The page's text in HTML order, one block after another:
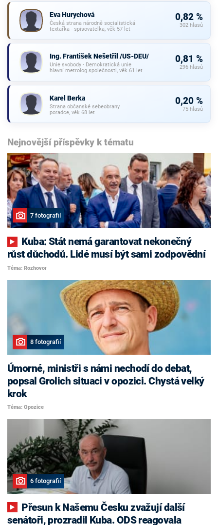
Eva Hurychová
Česká strana národně socialistická
textařka - spisovatelka, věk 57 let
0,82 %
302 hlasů
Ing. František Nešetřil /US-DEU/
Unie svobody - Demokratická unie
hlavní metrolog společnosti, věk 61 let
0,81 %
296 hlasů
Karel Berka
Strana občanské sebeobrany
poradce, věk 68 let
0,20 %
75 hlasů
Nejnovější příspěvky k tématu
7 fotografií
růst důchodů. Lidé musí být sami zodpovědní
Téma: Rozhovor
8 fotografií
Úmorné, ministři s námi nechodí do debat,
popsal Grolich situaci v opozici. Chystá velký
krok
Téma: Opozice
6 fotografií
senátoři, prozradil Kuba. ODS reagovala